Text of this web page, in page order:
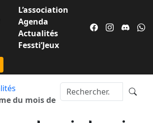
L’association
Agenda
Actualités
Fessti’Jeux
du mois de